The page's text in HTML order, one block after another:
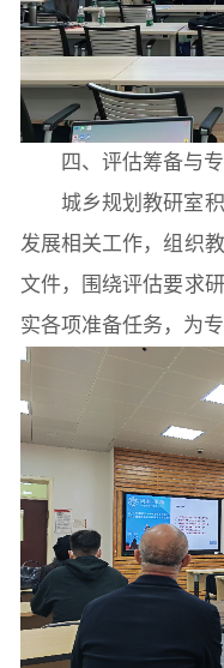
四、评估筹备与
城乡规划教研室
发展相关工作，组织
文件，围绕评估要求
实各项准备任务，为